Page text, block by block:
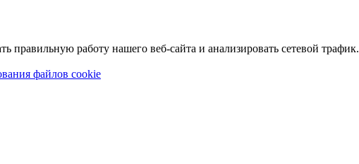
правильную работу нашего веб-сайта и анализировать сетевой трафик.
файлов cookie